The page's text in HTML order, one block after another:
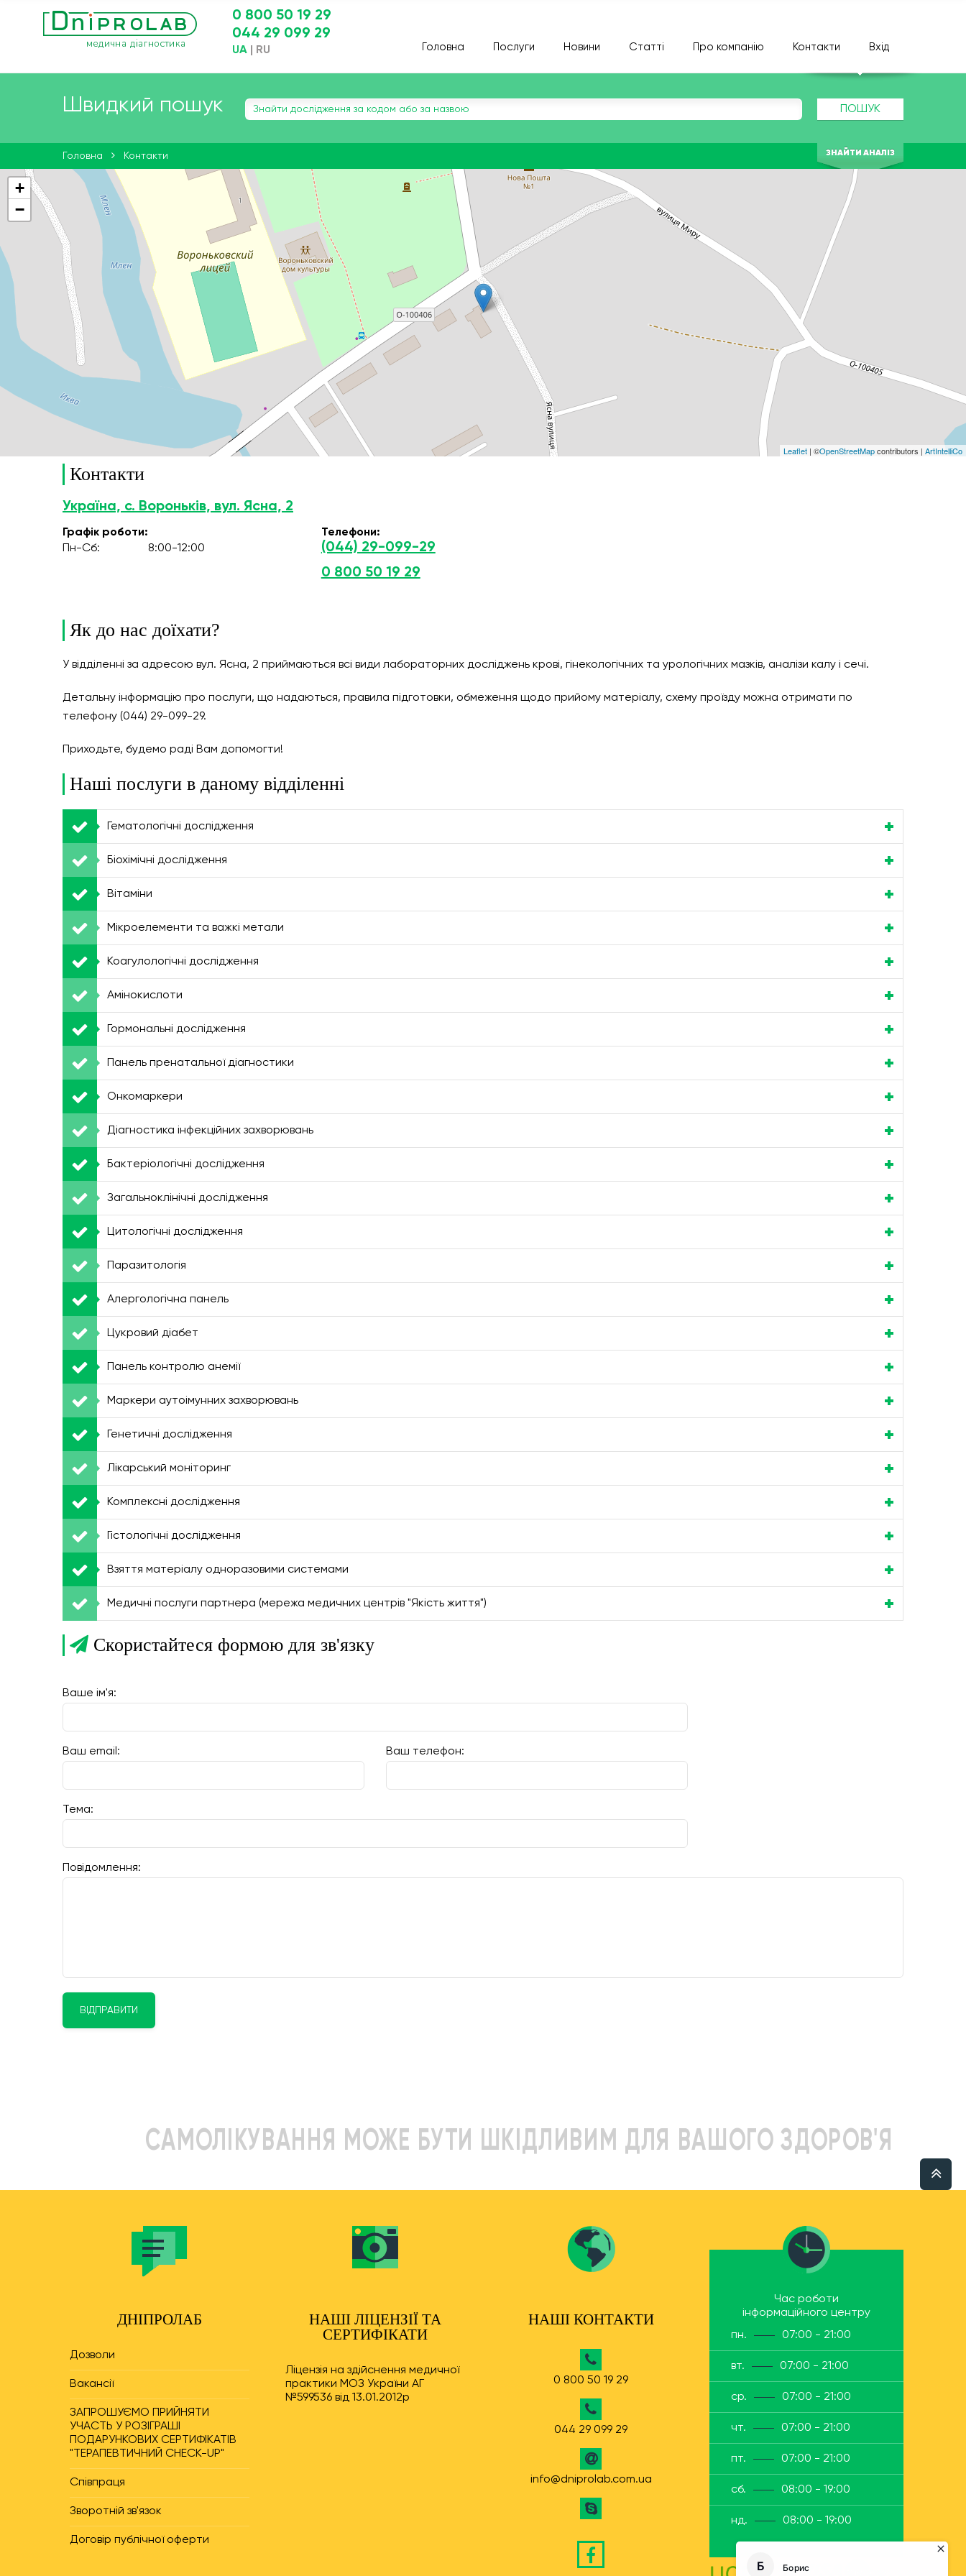
0 800 50 19 29
044 29 099 29
UA RU Головна Послуги Новини Статті Про компанію Контакти Вхід
Швидкий пошук ПОШУК
ЗНАЙТИ АНАЛІЗ
Головна Контакти
+
−
Leaflet | ©OpenStreetMapcontributors | ArtIntelliCo
Контакти
Україна, с. Вороньків, вул. Ясна, 2
Графік роботи:
Пн-Сб:
8:00-12:00
Телефони:
(044) 29-099-29
0 800 50 19 29
Як до нас доїхати?
У відділенні за адресою вул. Ясна, 2 приймаються всі види лабораторних досліджень крові, гінекологічних та урологічних мазків, аналізи калу і сечі.
Детальну інформацію про послуги, що надаються, правила підготовки, обмеження щодо прийому матеріалу, схему проїзду можна отримати по
телефону (044) 29-099-29.
Приходьте, будемо раді Вам допомогти!
Наші послуги в даному відділенні
Гематологічні дослідження
Біохімічні дослідження
Вітаміни
Мікроелементи та важкі метали
Коагулологічні дослідження
Амінокислоти
Гормональні дослідження
Панель пренатальної діагностики
Онкомаркери
Діагностика інфекційних захворювань
Бактеріологічні дослідження
Загальноклінічні дослідження
Цитологічні дослідження
Паразитологія
Алергологічна панель
Цукровий діабет
Панель контролю анемії
Маркери аутоімунних захворювань
Генетичні дослідження
Лікарський моніторинг
Комплексні дослідження
Гістологічні дослідження
Взяття матеріалу одноразовими системами
Медичні послуги партнера (мережа медичних центрів "Якість життя")
Скористайтеся формою для зв'язку
Ваше ім'я:
Ваш email: Ваш телефон:
Тема:
Повідомлення:
ВІДПРАВИТИ
САМОЛІКУВАННЯ МОЖЕ БУТИ ШКІДЛИВИМ ДЛЯ ВАШОГО ЗДОРОВ'Я
ДНІПРОЛАБ
Дозволи
Вакансії
ЗАПРОШУЄМО ПРИЙНЯТИ
УЧАСТЬ У РОЗІГРАШІ
ПОДАРУНКОВИХ СЕРТИФІКАТІВ
"ТЕРАПЕВТИЧНИЙ CHECK-UP"
Співпраця
Зворотній зв'язок
Договір публічної оферти
НАШІ ЛІЦЕНЗІЇ ТА
СЕРТИФІКАТИ
Ліцензія на здійснення медичної
практики МОЗ України АГ
№599536 від 13.01.2012р
НАШІ КОНТАКТИ
0 800 50 19 29
044 29 099 29
info@dniprolab.com.ua
Час роботи
інформаційного центру
пн.
07:00 - 21:00
вт. 07:00 - 21:00
ср. 07:00 - 21:00
чт. 07:00 - 21:00
пт. 07:00 - 21:00
сб. 08:00 - 19:00
нд. 08:00 - 19:00